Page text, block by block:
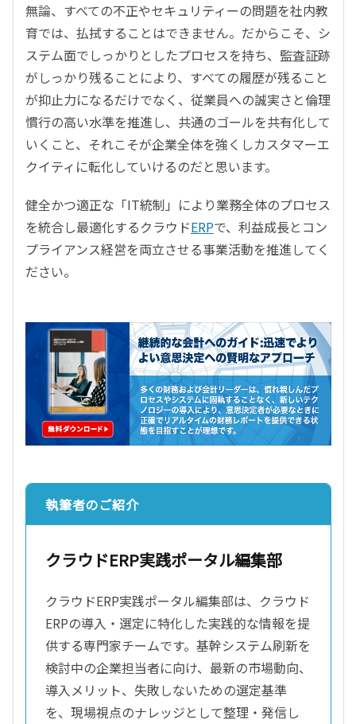
無論、すべての不正やセキュリティーの問題を社内教
育では、払拭することはできません。だからこそ、シ
ステム面でしっかりとしたプロセスを持ち、監査証跡
がしっかり残ることにより、すべての履歴が残ること
が抑止力になるだけでなく、従業員への誠実さと倫理
慣行の高い水準を推進し、共通のゴールを共有化して
いくこと、それこそが企業全体を強くしカスタマーエ
クイティに転化していけるのだと思います。
健全かつ適正な「IT統制」により業務全体のプロセス
を統合し最適化するクラウドERPで、利益成長とコン
プライアンス経営を両立させる事業活動を推進してく
ださい。
執筆者のご紹介
クラウドERP実践ポータル編集部
クラウドERP実践ポータル編集部は、クラウド
ERPの導入・選定に特化した実践的な情報を提
供する専門家チームです。基幹システム刷新を
検討中の企業担当者に向け、最新の市場動向、
導入メリット、失敗しないための選定基準
を、現場視点のナレッジとして整理・発信し